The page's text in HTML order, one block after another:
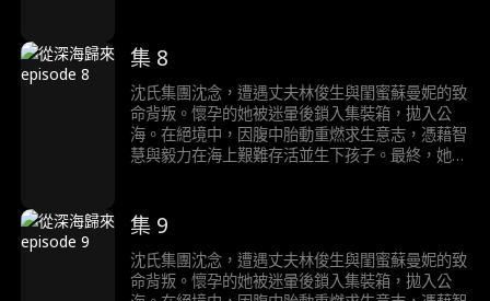
當場揭穿二人罪行。兩人驚慌失措，在眾人面前上
演互相揭發、狗咬狗的醜態，其謀害沈念、企圖侵
吞沈氏家產、甚至曾對沈浩然下毒手的全部陰謀徹
底曝光。沈父沈崇遠也早已洞悉陰謀，假意病重配
合，此刻現身完成最終清算。
集 8
沈氏集團沈念，遭遇丈夫林俊生與閨蜜蘇曼妮的致
命背叛。懷孕的她被迷暈後鎖入集裝箱，拋入公
海。在絕境中，因腹中胎動重燃求生意志，憑藉智
慧與毅力在海上艱難存活並生下孩子。最終，她被
當場揭穿二人罪行。兩人驚慌失措，在眾人面前上
演互相揭發、狗咬狗的醜態，其謀害沈念、企圖侵
吞沈氏家產、甚至曾對沈浩然下毒手的全部陰謀徹
底曝光。沈父沈崇遠也早已洞悉陰謀，假意病重配
集 9
沈氏集團沈念，遭遇丈夫林俊生與閨蜜蘇曼妮的致
命背叛。懷孕的她被迷暈後鎖入集裝箱，拋入公